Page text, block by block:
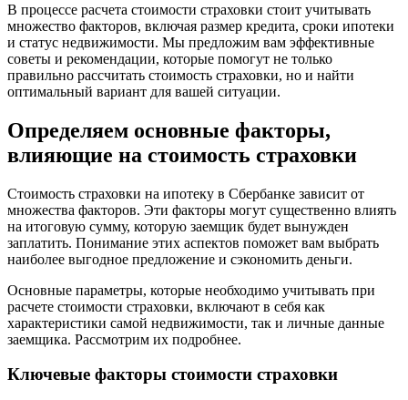
В процессе расчета стоимости страховки стоит учитывать
множество факторов, включая размер кредита, сроки ипотеки
и статус недвижимости. Мы предложим вам эффективные
советы и рекомендации, которые помогут не только
правильно рассчитать стоимость страховки, но и найти
оптимальный вариант для вашей ситуации.
Определяем основные факторы,
влияющие на стоимость страховки
Стоимость страховки на ипотеку в Сбербанке зависит от
множества факторов. Эти факторы могут существенно влиять
на итоговую сумму, которую заемщик будет вынужден
заплатить. Понимание этих аспектов поможет вам выбрать
наиболее выгодное предложение и сэкономить деньги.
Основные параметры, которые необходимо учитывать при
расчете стоимости страховки, включают в себя как
характеристики самой недвижимости, так и личные данные
заемщика. Рассмотрим их подробнее.
Ключевые факторы стоимости страховки